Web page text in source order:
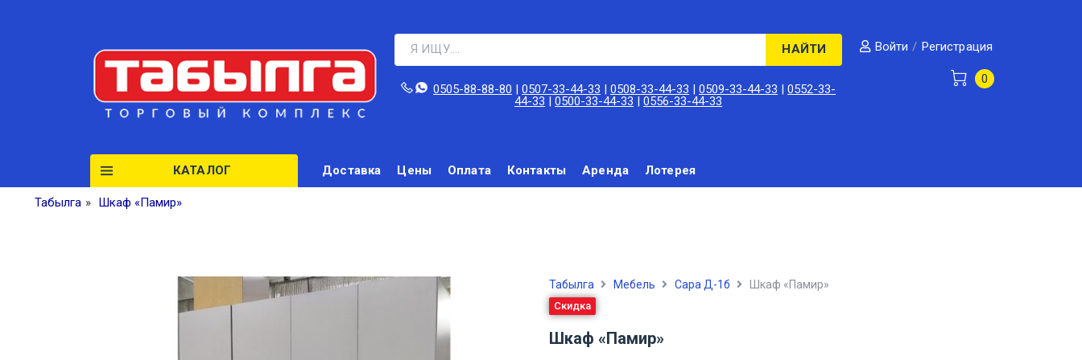
НАЙТИ
0505-88-88-80‬ |0507-33-44-33 |0508-33-44-33 |0509-33-44-33 |0552-33-
44-33 |0500-33-44-33 |0556-33-44-33
Войти / Регистрация
0
КАТАЛОГ Доставка Цены Оплата Контакты Аренда Лотерея
Табылга » Шкаф «Памир»
Табылга Мебель Сара Д-1б Шкаф «Памир»
Скидка
Шкаф «Памир»